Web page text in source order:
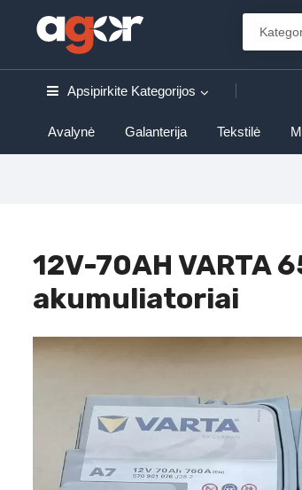
Apsipirkite Kategorijos
Avalynė Galanterija Tekstilė
12V-70AH VARTA
akumuliatoriai